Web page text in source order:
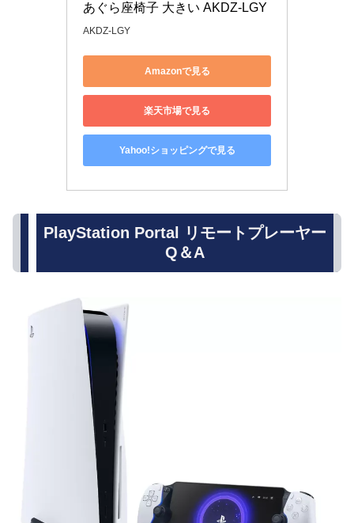
あぐら座椅子 大きい AKDZ-LGY
AKDZ-LGY
Amazonで見る
楽天市場で見る
Yahoo!ショッピングで見る
PlayStation Portal リモートプレーヤー
Q＆A